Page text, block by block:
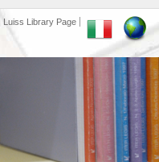
Luiss Library Page